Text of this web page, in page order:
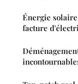
Énergie
facture